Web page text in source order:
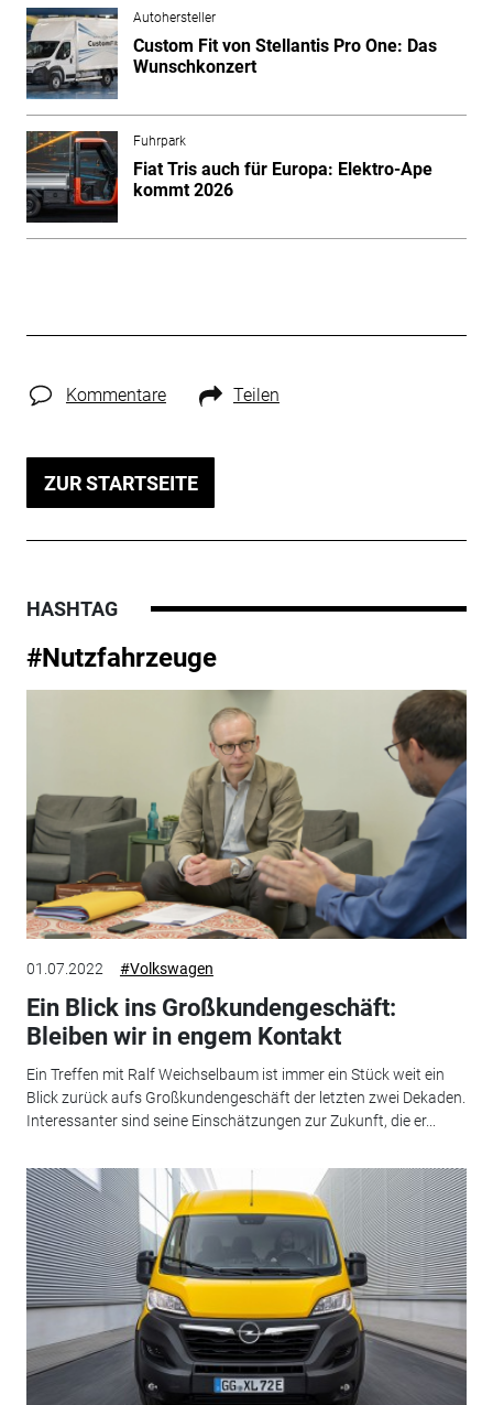
Autohersteller
Custom Fit von Stellantis Pro One: Das
Wunschkonzert
Fuhrpark
Fiat Tris auch für Europa: Elektro-Ape
kommt 2026
Kommentare Teilen
ZUR STARTSEITE
HASHTAG
#Nutzfahrzeuge
01.07.2022 #Volkswagen
Ein Blick ins Großkundengeschäft:
Bleiben wir in engem Kontakt
Ein Treffen mit Ralf Weichselbaum ist immer ein Stück weit ein
Blick zurück aufs Großkundengeschäft der letzten zwei Dekaden.
Interessanter sind seine Einschätzungen zur Zukunft, die er...